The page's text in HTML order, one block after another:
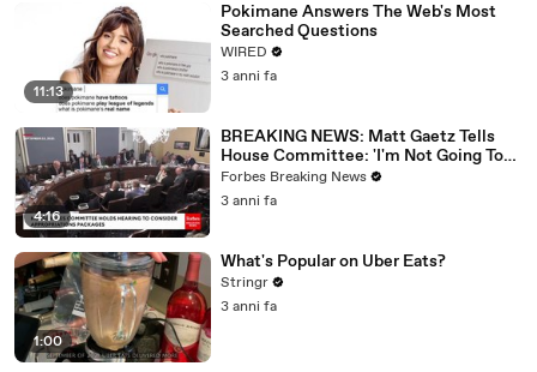
11:13
Pokimane Answers The Web's Most
Searched Questions
WIRED
3 anni fa
4:16
BREAKING NEWS: Matt Gaetz Tells
House Committee: 'I'm Not Going To
Vote For A Continuing Resolution'
Forbes Breaking News
3 anni fa
1:00
What's Popular on Uber Eats?
Stringr
3 anni fa